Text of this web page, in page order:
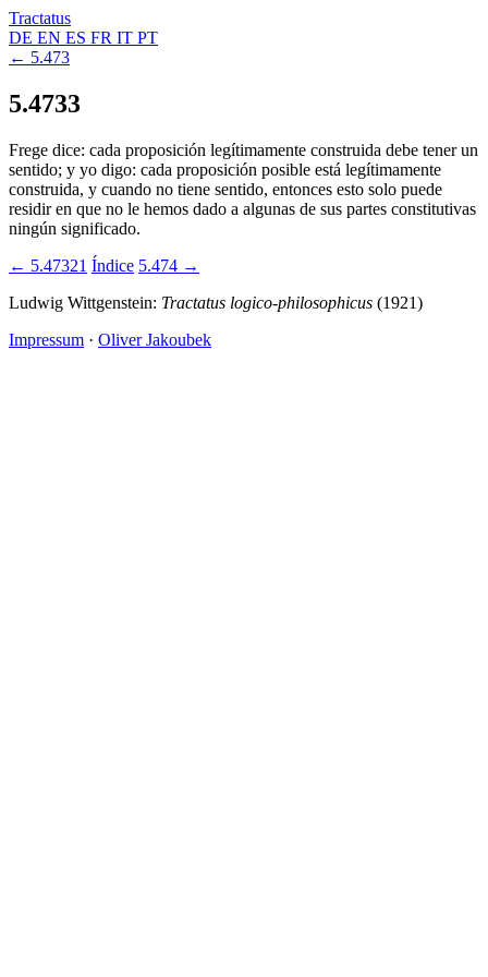
Tractatus
DE EN ES FR IT PT
← 5.473
5.4733
Frege dice: cada proposición legítimamente construida debe tener un
sentido; y yo digo: cada proposición posible está legítimamente
construida, y cuando no tiene sentido, entonces esto solo puede
residir en que no le hemos dado a algunas de sus partes constitutivas
ningún significado.
← 5.47321 Índice 5.474 →
Ludwig Wittgenstein: Tractatus logico-philosophicus (1921)
Impressum · Oliver Jakoubek